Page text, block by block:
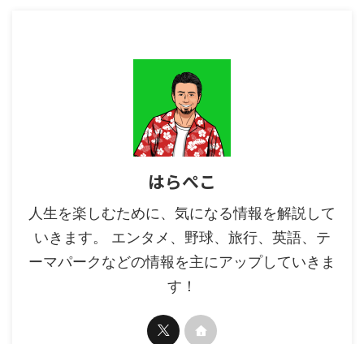
はらぺこ
人生を楽しむために、気になる情報を解説して
いきます。 エンタメ、野球、旅行、英語、テ
ーマパークなどの情報を主にアップしていきま
す！